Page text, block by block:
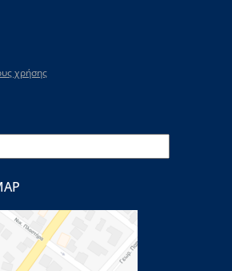
χρήσης